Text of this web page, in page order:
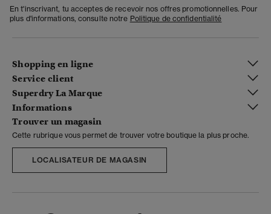
En t'inscrivant, tu acceptes de recevoir nos offres promotionnelles. Pour
plus d'informations, consulte notre Politique de confidentialité
Shopping en ligne
Service client
Superdry La Marque
Informations
Trouver un magasin
Cette rubrique vous permet de trouver votre boutique la plus proche.
LOCALISATEUR DE MAGASIN